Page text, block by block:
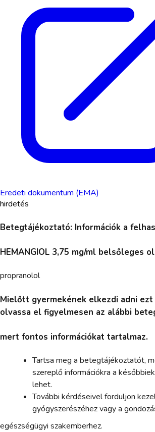
Eredeti dokumentum (EMA)
hirdetés
Betegtájékoztató: Információk a
HEMANGIOL 3,75 mg/ml belsőleges
propranolol
Mielőtt gyermekének elkezdi adni
olvassa el figyelmesen az alábbi
mert fontos információkat tartalmaz.
Tartsa meg a betegtájékoztatót,
szereplő információkra a
lehet.
További kérdéseivel forduljon
gyógyszerészéhez vagy a
egészségügyi szakemberhez.